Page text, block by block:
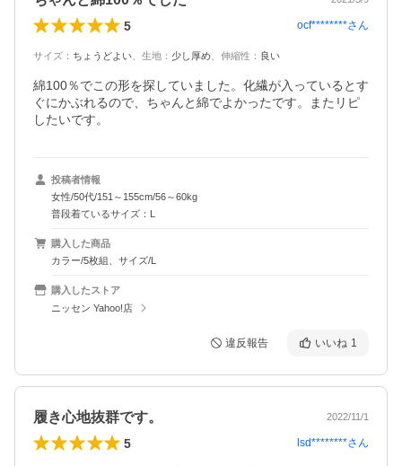
5 ocf********さん
サイズ ： ちょうどよい 生地 ： 少し厚め 伸縮性 ： 良い
綿100％でこの形を探していました。化繊が入っているとす
ぐにかぶれるので、ちゃんと綿でよかったです。またリピ
したいです。
投稿者情報
女性/50代/151～155cm/56～60kg
普段着ているサイズ：L
購入した商品
カラー/5枚組、サイズ/L
購入したストア
ニッセン Yahoo!店
違反報告 いいね 1
履き心地抜群です。 2022/11/1
5 lsd********さん